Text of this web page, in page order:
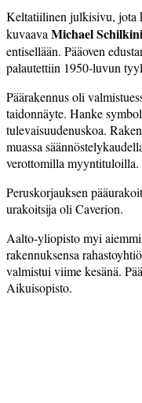
Keltatiilinen julkisivu, jota
kuvaavaMichael
entisellään. Pääoven
palautettiin 1950-luvun
Päärakennus oli
taidonnäyte. Hanke
tulevaisuudenuskoa.
muassa
verottomilla myyntituloilla.
Peruskorjauksen
urakoitsija oli Caverion.
Aalto-yliopisto myi
rakennuksensa
valmistui viime kesänä.
Aikuisopisto.